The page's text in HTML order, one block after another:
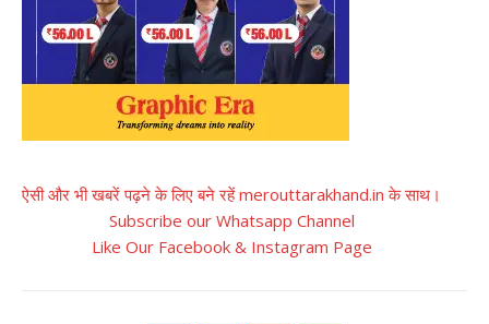
ऐसी और भी खबरें पढ़ने के लिए बने रहें merouttarakhand.in के साथ।
Subscribe our Whatsapp Channel
Like Our Facebook & Instagram Page